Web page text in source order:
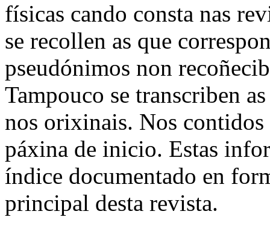
físicas cando consta nas
se recollen as que
pseudónimos non
Tampouco se transcriben
nos orixinais. Nos
páxina de inicio. Estas
índice documentado en
principal desta revista.